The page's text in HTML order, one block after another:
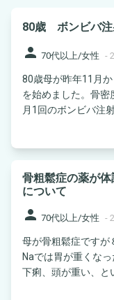
80歳 ボンビバ注
person 70代以上/女性 -
80歳母が昨年11月
を始めました。骨密
月1回のボンビバ注
骨粗鬆症の薬が
について
person 70代以上/女性 -
母が骨粗鬆症ですが
Naでは胃が重くな
下痢、頭が重い、と